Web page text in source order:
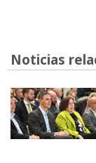
Noticias